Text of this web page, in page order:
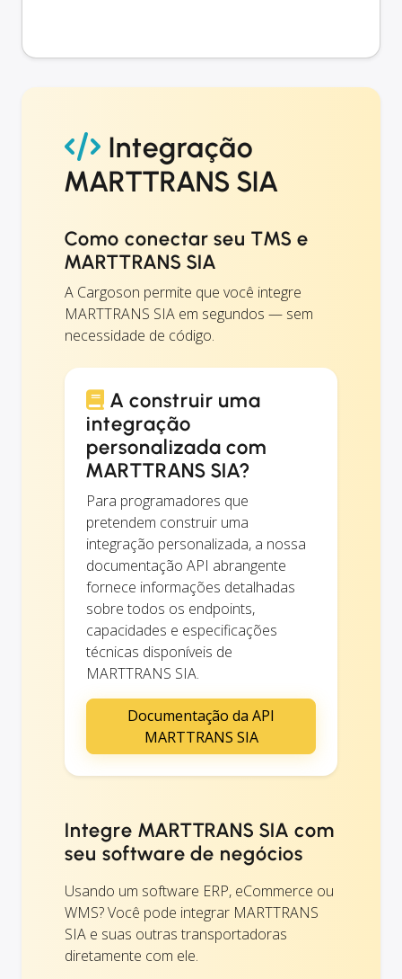
Integração
MARTTRANS SIA
Como conectar seu TMS e
MARTTRANS SIA
A Cargoson permite que você integre
MARTTRANS SIA em segundos — sem
necessidade de código.
A construir uma
integração
personalizada com
MARTTRANS SIA?
Para programadores que
pretendem construir uma
integração personalizada, a nossa
documentação API abrangente
fornece informações detalhadas
sobre todos os endpoints,
capacidades e especificações
técnicas disponíveis de
MARTTRANS SIA.
Documentação da API
MARTTRANS SIA
Integre MARTTRANS SIA com
seu software de negócios
Usando um software ERP, eCommerce ou
WMS? Você pode integrar MARTTRANS
SIA e suas outras transportadoras
diretamente com ele.